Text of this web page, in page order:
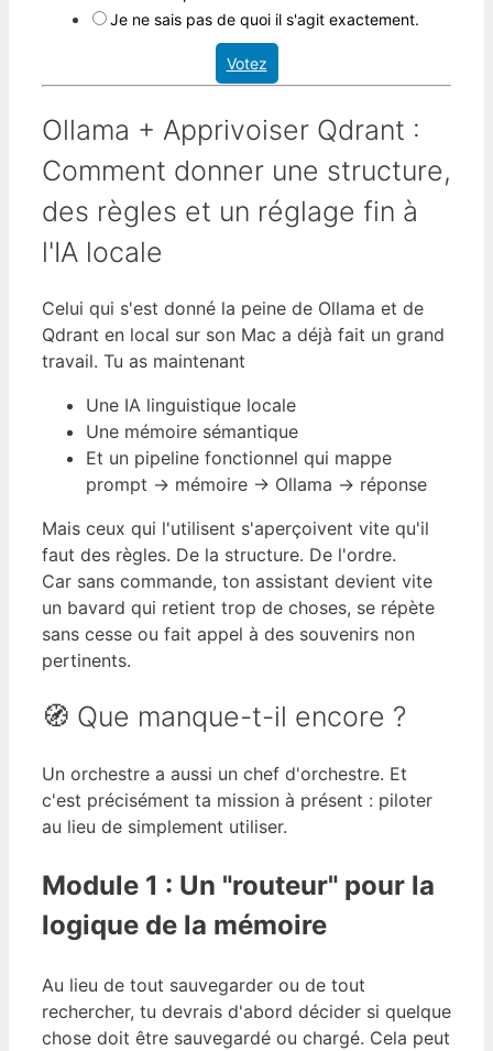
Je ne sais pas de quoi il s'agit exactement.
Votez
Ollama + Apprivoiser Qdrant :
Comment donner une structure,
des règles et un réglage fin à
l'IA locale
Celui qui s'est donné la peine de Ollama et de
Qdrant en local sur son Mac a déjà fait un grand
travail. Tu as maintenant
Une IA linguistique locale
Une mémoire sémantique
Et un pipeline fonctionnel qui mappe
prompt → mémoire → Ollama → réponse
Mais ceux qui l'utilisent s'aperçoivent vite qu'il
faut des règles. De la structure. De l'ordre.
Car sans commande, ton assistant devient vite
un bavard qui retient trop de choses, se répète
sans cesse ou fait appel à des souvenirs non
pertinents.
🧭 Que manque-t-il encore ?
Un orchestre a aussi un chef d'orchestre. Et
c'est précisément ta mission à présent : piloter
au lieu de simplement utiliser.
Module 1 : Un "routeur" pour la
logique de la mémoire
Au lieu de tout sauvegarder ou de tout
rechercher, tu devrais d'abord décider si quelque
chose doit être sauvegardé ou chargé. Cela peut